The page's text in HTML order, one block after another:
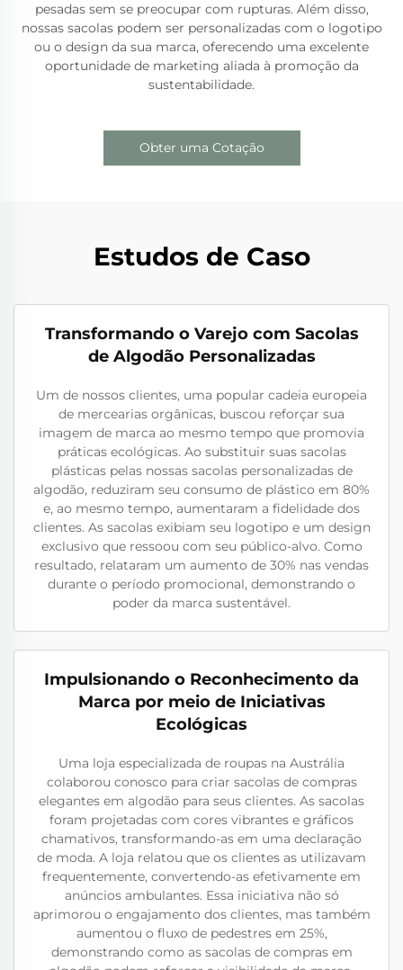
pesadas sem se preocupar com rupturas. Além disso,
nossas sacolas podem ser personalizadas com o logotipo
ou o design da sua marca, oferecendo uma excelente
oportunidade de marketing aliada à promoção da
sustentabilidade.
Obter uma Cotação
Estudos de Caso
Transformando o Varejo com Sacolas
de Algodão Personalizadas
Um de nossos clientes, uma popular cadeia europeia
de mercearias orgânicas, buscou reforçar sua
imagem de marca ao mesmo tempo que promovia
práticas ecológicas. Ao substituir suas sacolas
plásticas pelas nossas sacolas personalizadas de
algodão, reduziram seu consumo de plástico em 80%
e, ao mesmo tempo, aumentaram a fidelidade dos
clientes. As sacolas exibiam seu logotipo e um design
exclusivo que ressoou com seu público-alvo. Como
resultado, relataram um aumento de 30% nas vendas
durante o período promocional, demonstrando o
poder da marca sustentável.
Impulsionando o Reconhecimento da
Marca por meio de Iniciativas
Ecológicas
Uma loja especializada de roupas na Austrália
colaborou conosco para criar sacolas de compras
elegantes em algodão para seus clientes. As sacolas
foram projetadas com cores vibrantes e gráficos
chamativos, transformando-as em uma declaração
de moda. A loja relatou que os clientes as utilizavam
frequentemente, convertendo-as efetivamente em
anúncios ambulantes. Essa iniciativa não só
aprimorou o engajamento dos clientes, mas também
aumentou o fluxo de pedestres em 25%,
demonstrando como as sacolas de compras em